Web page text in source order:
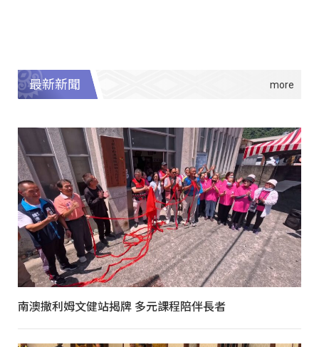
最新新聞
南澳撒利姆文健站揭牌 多元課程陪伴長者